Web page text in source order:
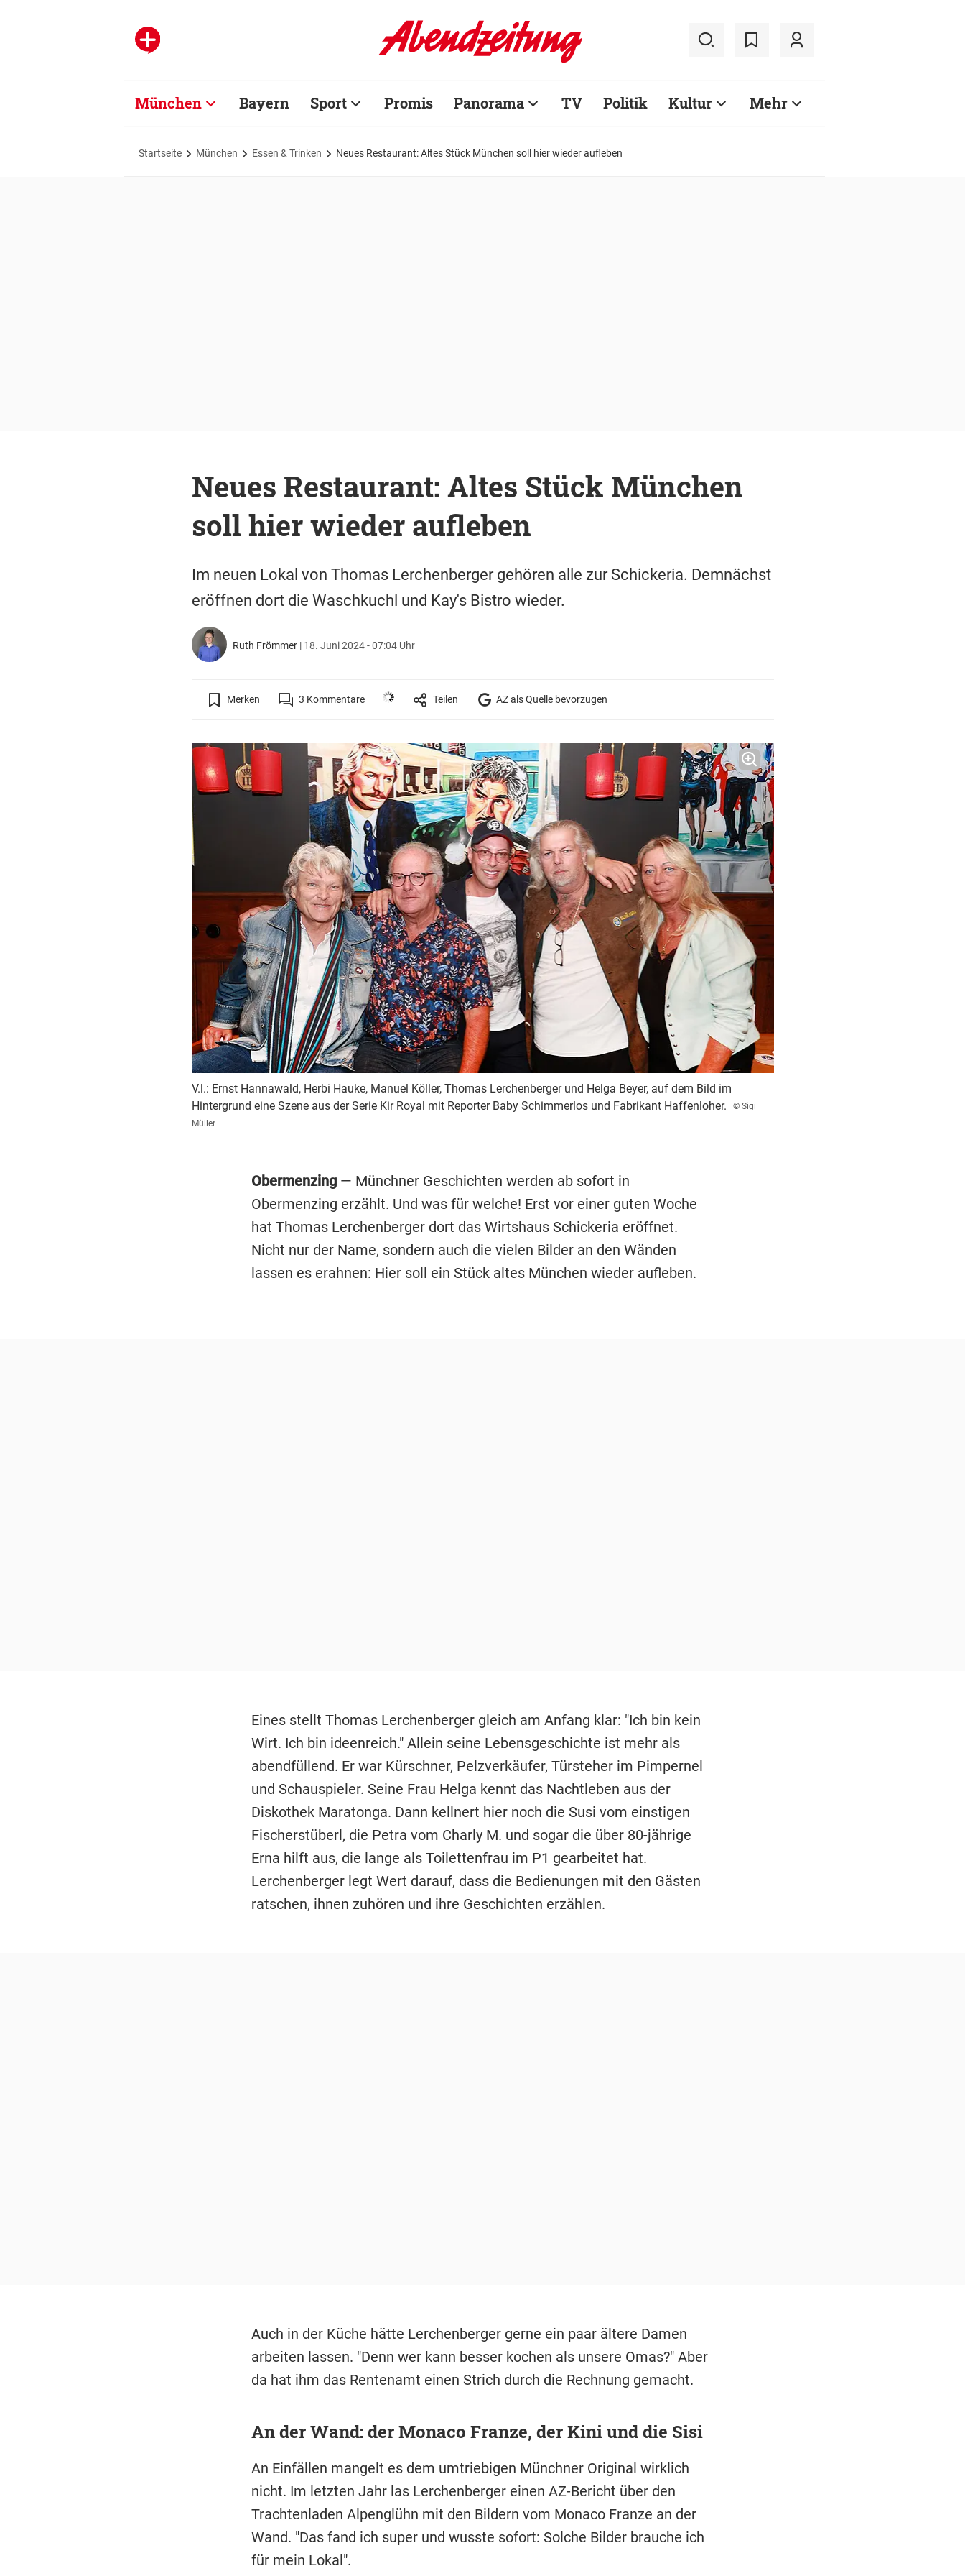
München Bayern Sport Promis Panorama TV Politik Kultur Mehr
Startseite München Essen & Trinken Neues Restaurant: Altes Stück München soll hier wieder aufleben
Neues Restaurant: Altes Stück München
soll hier wieder aufleben
Im neuen Lokal von Thomas Lerchenberger gehören alle zur Schickeria. Demnächst
eröffnen dort die Waschkuchl und Kay's Bistro wieder.
Ruth Frömmer | 18. Juni 2024 - 07:04 Uhr
Merken 3 Kommentare Teilen AZ als Quelle bevorzugen
V.l.: Ernst Hannawald, Herbi Hauke, Manuel Köller, Thomas Lerchenberger und Helga Beyer, auf dem Bild im
Hintergrund eine Szene aus der Serie Kir Royal mit Reporter Baby Schimmerlos und Fabrikant Haffenloher.
© Sigi
Müller
Obermenzing— Münchner Geschichten werden ab sofort in
Obermenzing erzählt. Und was für welche! Erst vor einer guten Woche
hat Thomas Lerchenberger dort das Wirtshaus Schickeria eröffnet.
Nicht nur der Name, sondern auch die vielen Bilder an den Wänden
lassen es erahnen: Hier soll ein Stück altes München wieder aufleben.
Eines stellt Thomas Lerchenberger gleich am Anfang klar: "Ich bin kein
Wirt. Ich bin ideenreich." Allein seine Lebensgeschichte ist mehr als
abendfüllend. Er war Kürschner, Pelzverkäufer, Türsteher im Pimpernel
und Schauspieler. Seine Frau Helga kennt das Nachtleben aus der
Diskothek Maratonga. Dann kellnert hier noch die Susi vom einstigen
Fischerstüberl, die Petra vom Charly M. und sogar die über 80-jährige
Erna hilft aus, die lange als Toilettenfrau im P1 gearbeitet hat.
Lerchenberger legt Wert darauf, dass die Bedienungen mit den Gästen
ratschen, ihnen zuhören und ihre Geschichten erzählen.
Auch in der Küche hätte Lerchenberger gerne ein paar ältere Damen
arbeiten lassen. "Denn wer kann besser kochen als unsere Omas?" Aber
da hat ihm das Rentenamt einen Strich durch die Rechnung gemacht.
An der Wand: der Monaco Franze, der Kini und die Sisi
An Einfällen mangelt es dem umtriebigen Münchner Original wirklich
nicht. Im letzten Jahr las Lerchenberger einen AZ-Bericht über den
Trachtenladen Alpenglühn mit den Bildern vom Monaco Franze an der
Wand. "Das fand ich super und wusste sofort: Solche Bilder brauche ich
für mein Lokal".